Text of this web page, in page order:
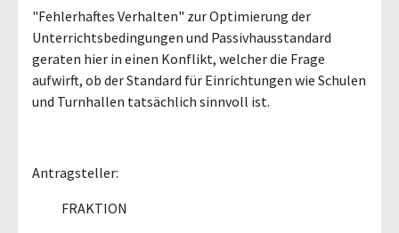
"Fehlerhaftes Verhalten" zur Optimierung der
Unterrichtsbedingungen und Passivhausstandard
geraten hier in einen Konflikt, welcher die Frage
aufwirft, ob der Standard für Einrichtungen wie Schulen
und Turnhallen tatsächlich sinnvoll ist.
Antragsteller:
FRAKTION